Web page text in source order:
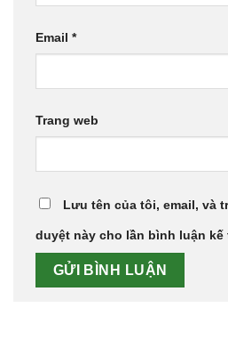
Email *
Trang web
Lưu tên của tôi, email, và
duyệt này cho lần bình luận kế